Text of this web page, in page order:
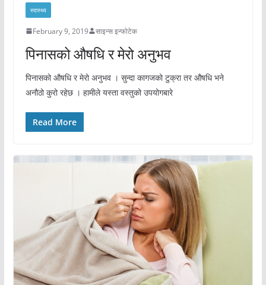
स्वास्थ्य
February 9, 2019 साइन्स इन्फोटेक
पिनासको औषधि र मेरो अनुभव
पिनासको औषधि र मेरो अनुभव । सुन्दा कागजको टुक्रा तर औषधि भने
अनौठो कुरो रहेछ । हामीले यस्ता वस्तुको उपयोगबारे
Read More